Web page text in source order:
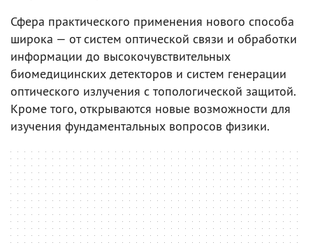
Сфера практического применения нового способа
широка — от систем оптической связи и обработки
информации до высокочувствительных
биомедицинских детекторов и систем генерации
оптического излучения с топологической защитой.
Кроме того, открываются новые возможности для
изучения фундаментальных вопросов физики.